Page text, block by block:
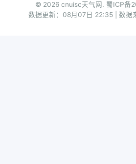
© 2026 cnuisc天气网. 蜀ICP备
数据更新：08月07日 22:35 | 数据